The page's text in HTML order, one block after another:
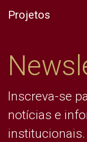
Projetos
Inscreva-se
notícias e
institucionais.